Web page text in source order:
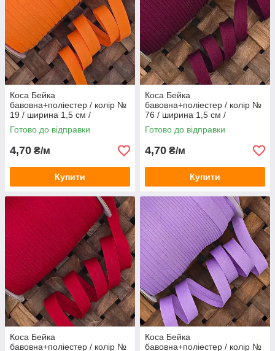
Коса Бейка
бавовна+поліестер / колір №
19 / ширина 1,5 см /
замовлення від 1 метра
Готово до відправки
4,70 ₴/м
Купити
Коса Бейка
бавовна+поліестер / колір №
76 / ширина 1,5 см /
замовлення від 1 метра
Готово до відправки
4,70 ₴/м
Купити
Коса Бейка
бавовна+поліестер / колір №
Коса Бейка
бавовна+поліестер / колір №